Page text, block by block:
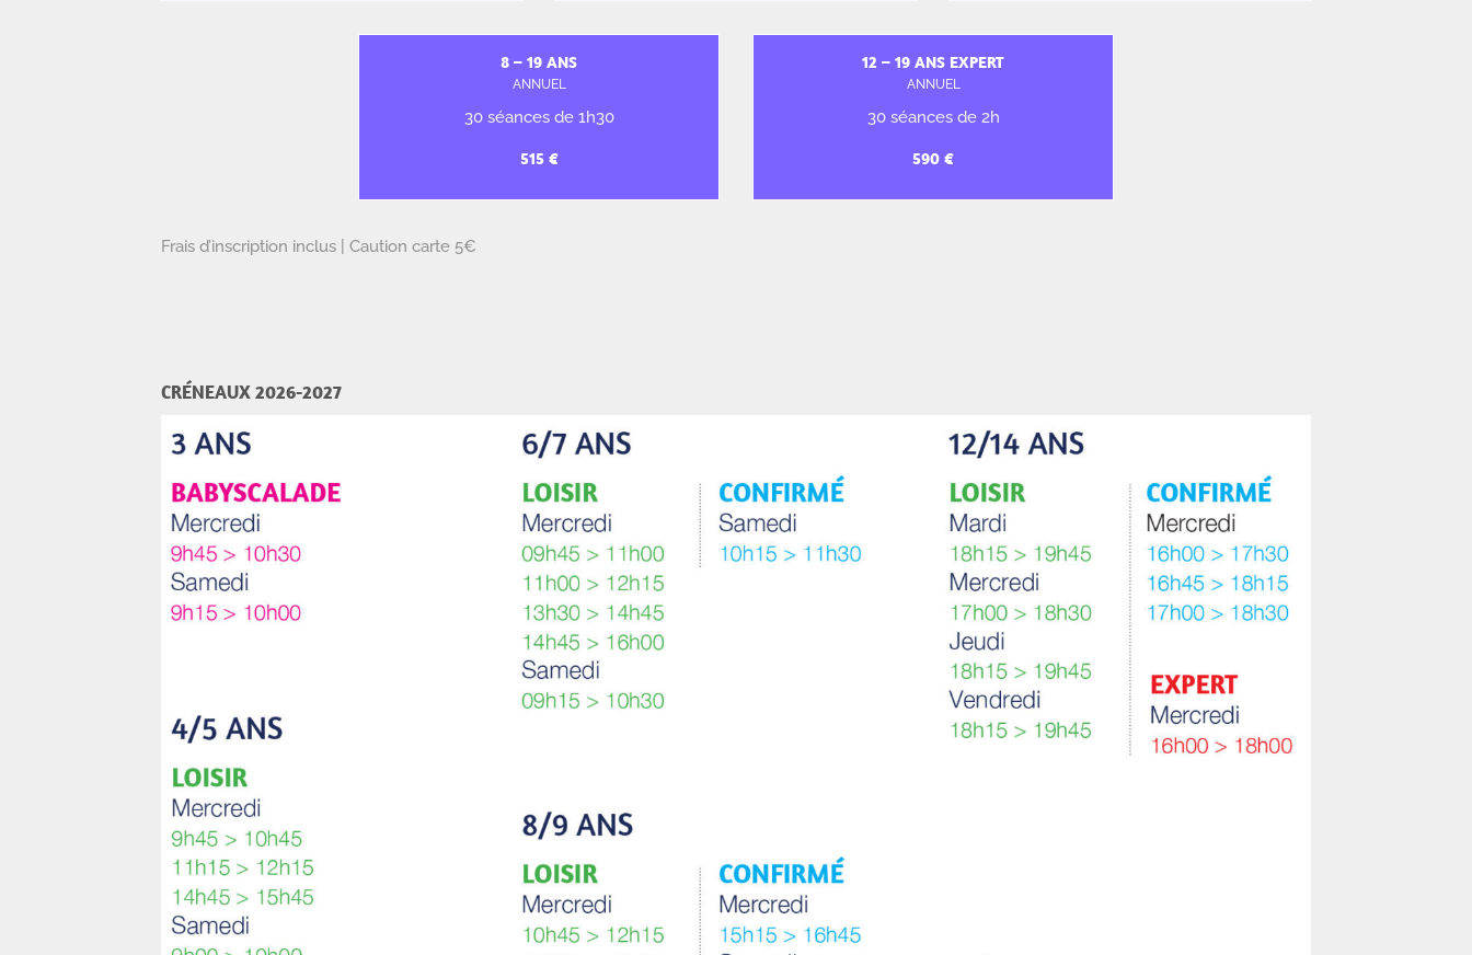
8 – 19 ANS
ANNUEL
30 séances de 1h30
12 – 19 ANS EXPERT
ANNUEL
30 séances de 2h
Frais d’inscription inclus | Caution carte 5€
CRÉNEAUX 2026-2027